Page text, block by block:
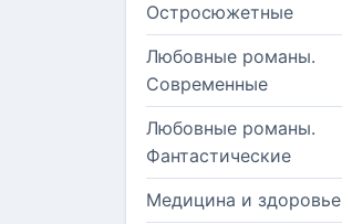
Остросюжетные
Любовные романы.
Современные
Любовные романы.
Фантастические
Медицина и здоровье